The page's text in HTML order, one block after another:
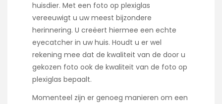
huisdier. Met een foto op plexiglas
vereeuwigt u uw meest bijzondere
herinnering. U creëert hiermee een echte
eyecatcher in uw huis. Houdt u er wel
rekening mee dat de kwaliteit van de door u
gekozen foto ook de kwaliteit van de foto op
plexiglas bepaalt.
Momenteel zijn er genoeg manieren om een